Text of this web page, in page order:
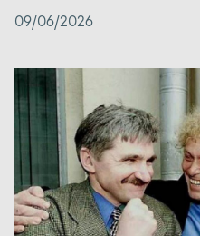
09/06/2026